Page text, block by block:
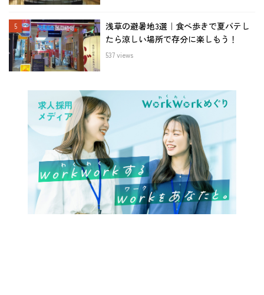
浅草の避暑地3選｜食べ歩きで夏バテし
たら涼しい場所で存分に楽しもう！
537 views